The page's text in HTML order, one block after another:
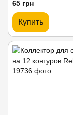
65 грн
Купить